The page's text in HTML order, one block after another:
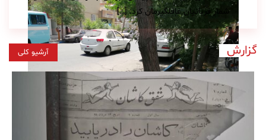
آبیاری غرقابی در کاشان در اوج بحران آب
شمار قربانیان غافلگیرمان کرد. […]
گزارش آرشیو کلی